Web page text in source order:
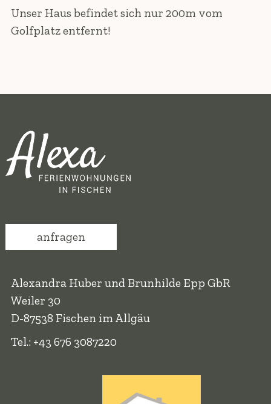
Unser Haus befindet sich nur 200m vom
Golfplatz entfernt!
anfragen
Alexandra Huber und Brunhilde Epp GbR
Weiler 30
D-87538 Fischen im Allgäu
Tel.: +43 676 3087220